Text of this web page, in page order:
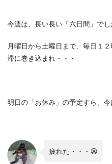
今週は、長い長い「六日間」でし
月曜日から土曜日まで、毎日１
滞に巻き込まれ・・・
明日の「お休み」の予定すら、今
疲れた・・・😫